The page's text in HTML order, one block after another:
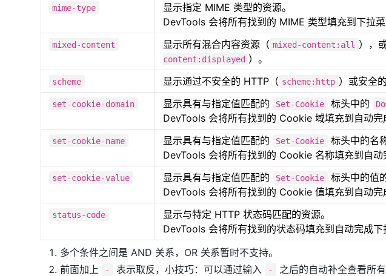
mime-type
显示指定 MIME 类型的资源。
DevTools 会将所有找到的 MIME 类型填充到下拉菜
mixed-content 显示所有混合内容资源（ mixed-content:all ），
content:displayed ）。
scheme 显示通过不安全的 HTTP（ scheme:http ）或安全
set-cookie-domain 显示具有与指定值匹配的 Set-Cookie 标头中的
DevTools 会将所有找到的 Cookie 域填充到自动完
set-cookie-name 显示具有与指定值匹配的 Set-Cookie
标头中的名
DevTools 会将所有找到的 Cookie 名称填充到自动
set-cookie-value 显示具有与指定值匹配的 Set-Cookie
标头中的值
DevTools 会将所有找到的 Cookie 值填充到自动完
status-code
显示与特定 HTTP 状态码匹配的资源。
DevTools 会将所有找到的状态码填充到自动完成下
多个条件之间是 AND 关系，OR 关系暂时不支持。
前面加上
- 表示取反，小技巧：可以通过输入 - 之后的自动补全查看所有